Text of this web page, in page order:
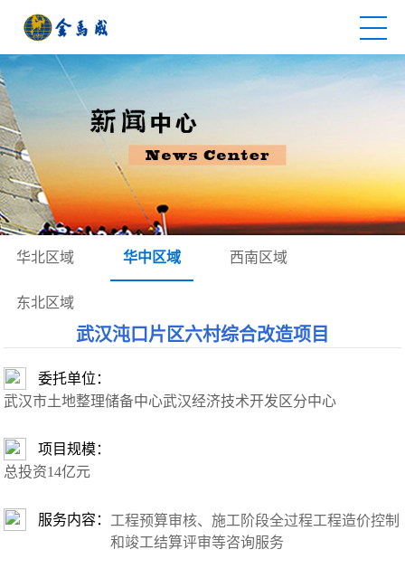
华北区域 华中区域 西南区域
东北区域
武汉沌口片区六村综合改造项目
委托单位：
武汉市土地整理储备中心武汉经济技术开发区分中心
项目规模：
总投资14亿元
服务内容： 工程预算审核、施工阶段全过程工程造价控制
和竣工结算评审等咨询服务